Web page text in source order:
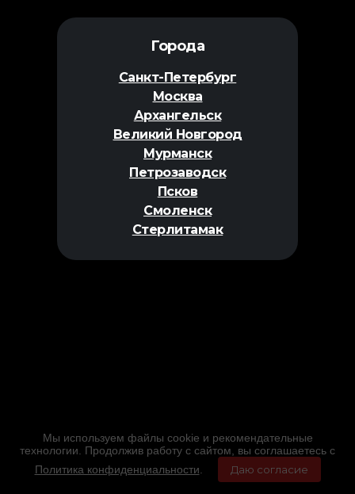
Города
Санкт-Петербург
Москва
Архангельск
Великий Новгород
Мурманск
Петрозаводск
Псков
Смоленск
Стерлитамак
Мы используем файлы cookie и рекомендательные
технологии. Продолжив работу с сайтом, вы соглашаетесь с
Политика конфиденциальности
Даю согласие